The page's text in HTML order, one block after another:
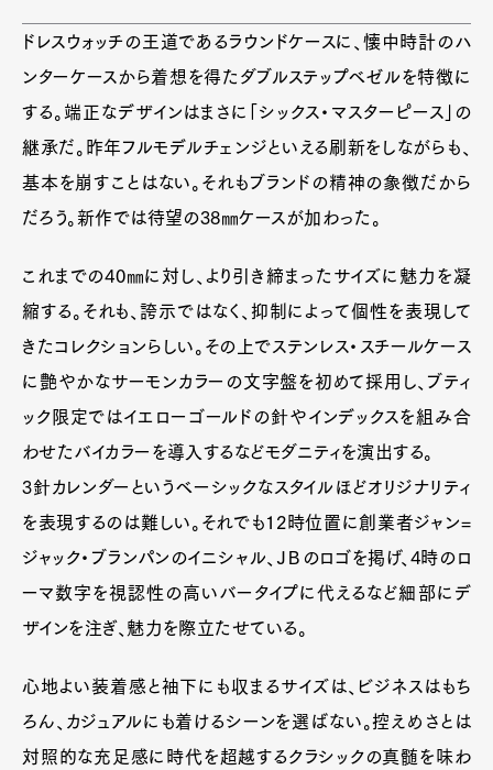
Product Culture Lifestyle
Pen Membership
Magazine
Contact
Pen Meet
Pen international Pen tw
ドレスウォッチの王道であるラウンドケースに、懐中時計のハ
ンターケースから着想を得たダブルステップベゼルを特徴に
する。端正なデザインはまさに「シックス・マスターピース」の
継承だ。昨年フルモデルチェンジといえる刷新をしながらも、
基本を崩すことはない。それもブランドの精神の象徴だから
だろう。新作では待望の38㎜ケースが加わった。
これまでの40㎜に対し、より引き締まったサイズに魅力を凝
縮する。それも、誇示ではなく、抑制によって個性を表現して
きたコレクションらしい。その上でステンレス・スチールケース
に艶やかなサーモンカラーの文字盤を初めて採用し、ブティ
ック限定ではイエローゴールドの針やインデックスを組み合
わせたバイカラーを導入するなどモダニティを演出する。
3針カレンダーというベーシックなスタイルほどオリジナリティ
を表現するのは難しい。それでも12時位置に創業者ジャン=
ジャック・ブランパンのイニシャル、ＪＢのロゴを掲げ、4時のロ
ーマ数字を視認性の高いバータイプに代えるなど細部にデ
ザインを注ぎ、魅力を際立たせている。
心地よい装着感と袖下にも収まるサイズは、ビジネスはもち
ろん、カジュアルにも着けるシーンを選ばない。控えめさとは
対照的な充足感に時代を超越するクラシックの真髄を味わ